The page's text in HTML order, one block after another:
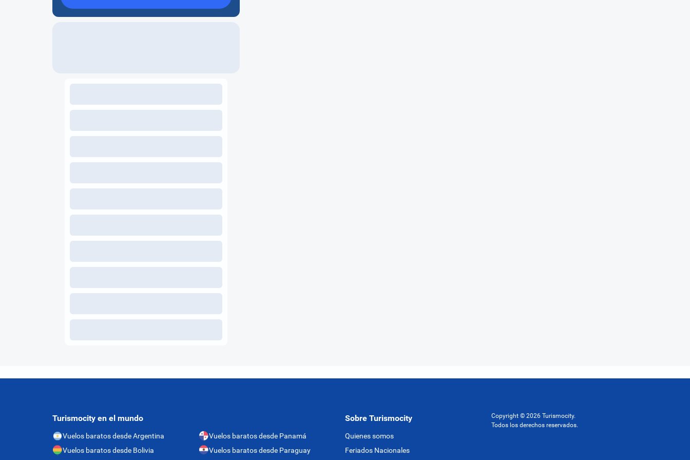
Turismocity en el mundo
Vuelos baratos desde Argentina
Vuelos baratos desde Bolivia
Vuelos baratos desde Panamá
Vuelos baratos desde Paraguay
Sobre Turismocity
Quienes somos
Feriados Nacionales
Copyright © 2026 Turismocity.
Todos los derechos reservados.